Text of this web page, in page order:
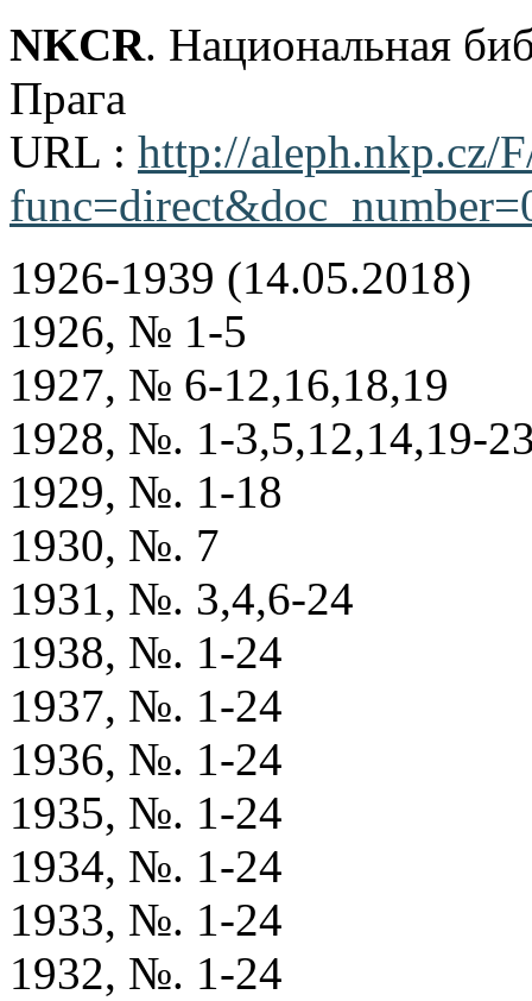
NKCR. Национальная
Прага
URL : http://aleph.nkp.cz/
1926-1939 (14.05.2018)
1926, № 1-5
1927, № 6-12,16,18,19
1928, №. 1-3,5,12,14,19-
1929, №. 1-18
1930, №. 7
1931, №. 3,4,6-24
1938, №. 1-24
1937, №. 1-24
1936, №. 1-24
1935, №. 1-24
1934, №. 1-24
1933, №. 1-24
1932, №. 1-24